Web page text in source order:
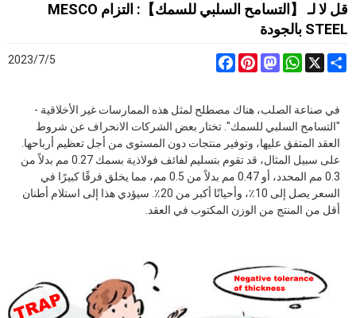
قل لا لـ 【التسامح السلبي للسمك】: التزام MESCO
STEEL بالجودة
Share
FacebookPinterest
Mastodon
WhatsApp X
2023/7/5
في صناعة الصلب، هناك مصطلح لمثل هذه الممارسات غير الأخلاقية -
"التسامح السلبي للسمك". تختار بعض الشركات الانحراف عن شروط
العقد المتفق عليها، وتوفير منتجات دون المستوى من أجل تعظيم أرباحها.
على سبيل المثال، قد تقوم بتسليم لفائف فولاذية بسمك 0.27 مم بدلاً من
0.3 مم المحدد، أو 0.47 مم بدلاً من 0.5 مم، مما يخلق فرقًا كبيرًا في
السعر يصل إلى 10٪، وأحيانًا أكبر من 20٪. سيؤدي هذا إلى استلام أطنان
أقل من المنتج من الوزن المكتوب في العقد.